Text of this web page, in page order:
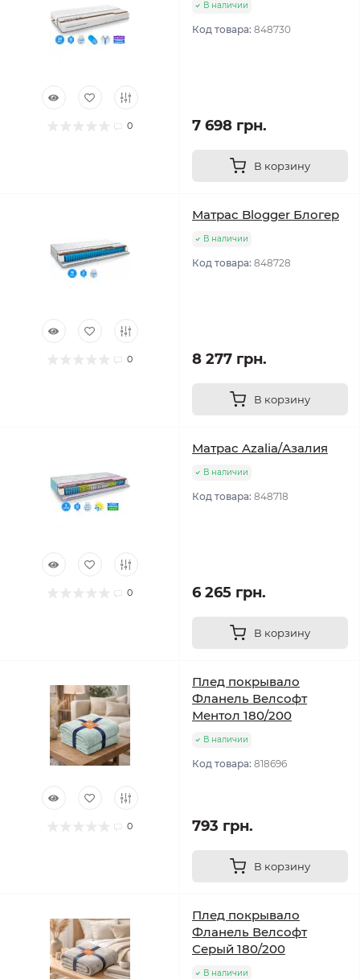
0
В наличии
Код товара: 848730
7 698 грн.
В корзину
0
Матрас Blogger Блогер
В наличии
Код товара: 848728
8 277 грн.
В корзину
0
Матрас Azalia/Азалия
В наличии
Код товара: 848718
6 265 грн.
В корзину
0
Плед покрывало
Фланель Велсофт
Ментол 180/200
В наличии
Код товара: 818696
793 грн.
В корзину
Плед покрывало
Фланель Велсофт
Серый 180/200
В наличии